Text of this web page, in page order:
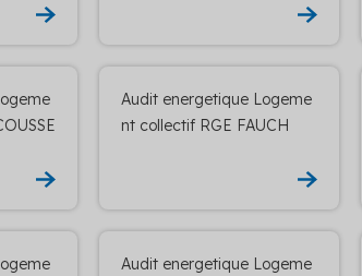
Audit energetique Logeme
nt collectif RGE FAUCH
Audit energetique Logeme